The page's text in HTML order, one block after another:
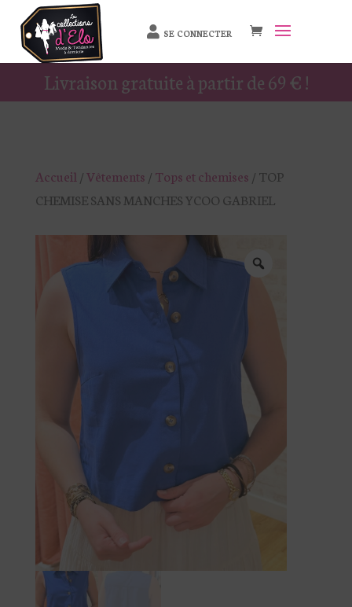
SE CONNECTER
Livraison gratuite à partir de 69 € !
Accueil /Vêtements / Tops et chemises / TOP
CHEMISE SANS MANCHES YCOO GABRIEL